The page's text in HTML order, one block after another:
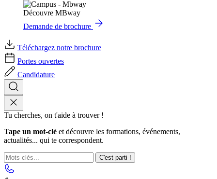
Découvre MBway
Demande de brochure
Téléchargez notre brochure
Portes ouvertes
Candidature
Tu cherches, on t'aide à trouver !
Tape un mot-clé et découvre les formations, événements,
actualités... qui te correspondent.
C'est parti !